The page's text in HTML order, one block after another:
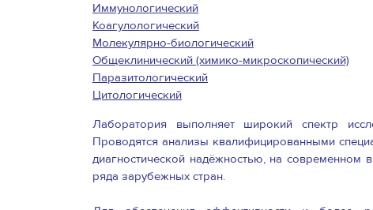
Иммунологический
Коагулологический
Молекулярно-биологический
Общеклинический (химико-микроскопический)
Паразитологический
Цитологический
Лаборатория выполняет широкий спектр
Проводятся анализы квалифицированными
диагностической надёжностью, на современном
ряда зарубежных стран.